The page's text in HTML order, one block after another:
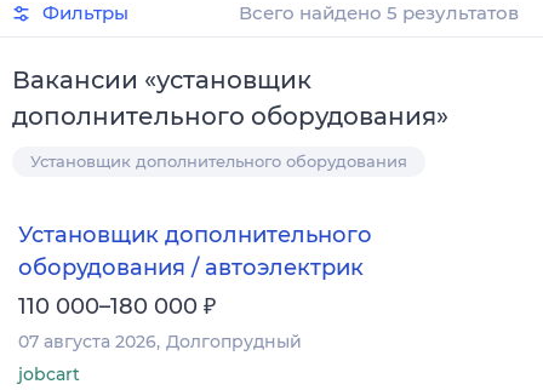
Фильтры Всего найдено 5 результатов
Вакансии «установщик
дополнительного оборудования»
Установщик дополнительного оборудования
Установщик дополнительного
оборудования / автоэлектрик
110 000–180 000 ₽
07 августа 2026 Долгопрудный
jobcart